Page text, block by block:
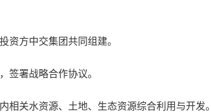
方中交集团共同组建。
署战略合作协议。
关水资源、土地、生态资源综合利用与开发。